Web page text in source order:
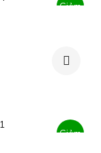
Giảm
Giảm